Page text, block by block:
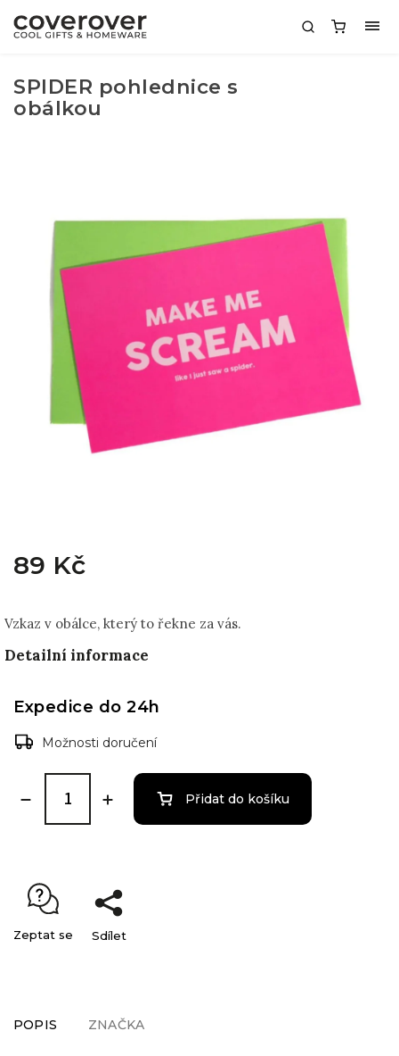
SPIDER pohlednice s
obálkou
89 Kč
Vzkaz v obálce, který to řekne za vás.
Detailní informace
Expedice do 24h
Možnosti doručení
Přidat do košíku
Zeptat se Sdílet
POPIS ZNAČKA